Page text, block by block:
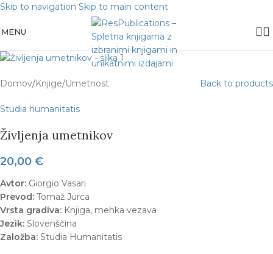
Skip to navigation Skip to main content
MENU
Domov/Knjige/Umetnost Back to products
Studia humanitatis
Življenja umetnikov
20,00 €
Avtor: Giorgio Vasari
Prevod: Tomaž Jurca
Vrsta gradiva: Knjiga, mehka vezava
Jezik: Slovenščina
Založba: Studia Humanitatis